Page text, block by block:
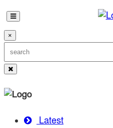
×
Latest